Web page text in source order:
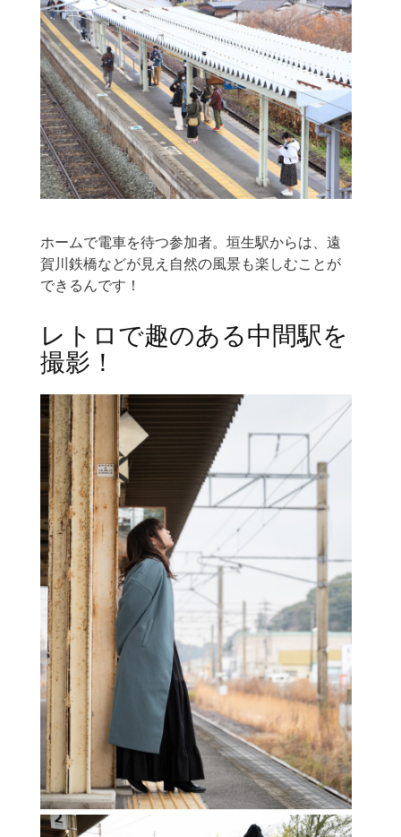
ホームで電車を待つ参加者。垣生駅からは、遠
賀川鉄橋などが見え自然の風景も楽しむことが
できるんです！
レトロで趣のある中間駅を
撮影！